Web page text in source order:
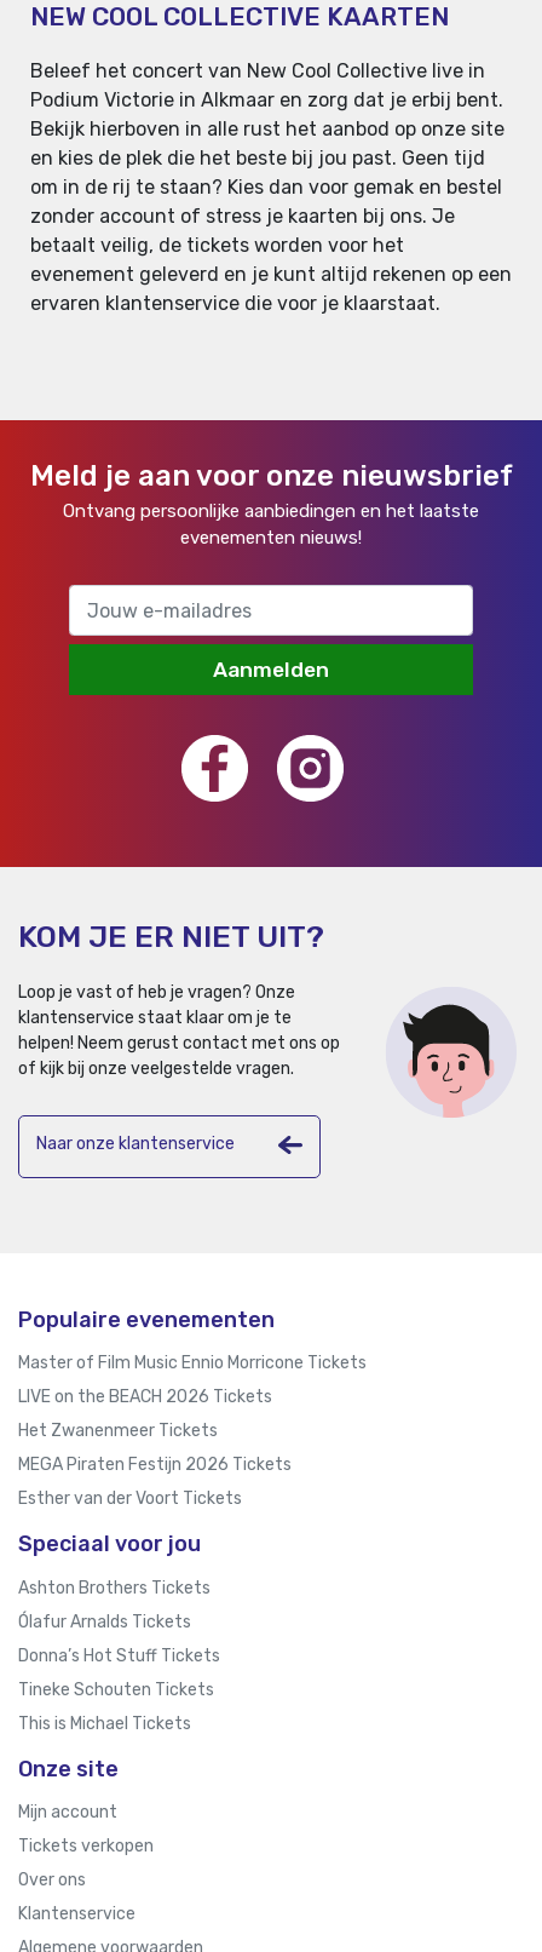
NEW COOL COLLECTIVE KAARTEN
Beleef het concert van New Cool Collective live in
Podium Victorie in Alkmaar en zorg dat je erbij bent.
Bekijk hierboven in alle rust het aanbod op onze site
en kies de plek die het beste bij jou past. Geen tijd
om in de rij te staan? Kies dan voor gemak en bestel
zonder account of stress je kaarten bij ons. Je
betaalt veilig, de tickets worden voor het
evenement geleverd en je kunt altijd rekenen op een
ervaren klantenservice die voor je klaarstaat.
Meld je aan voor onze nieuwsbrief
Ontvang persoonlijke aanbiedingen en het laatste
evenementen nieuws!
Aanmelden
KOM JE ER NIET UIT?
Loop je vast of heb je vragen? Onze
klantenservice staat klaar om je te
helpen! Neem gerust contact met ons op
of kijk bij onze veelgestelde vragen.
Naar onze klantenservice
Populaire evenementen
Master of Film Music Ennio Morricone Tickets
LIVE on the BEACH 2026 Tickets
Het Zwanenmeer Tickets
MEGA Piraten Festijn 2026 Tickets
Esther van der Voort Tickets
Speciaal voor jou
Ashton Brothers Tickets
Ólafur Arnalds Tickets
Donna’s Hot Stuff Tickets
Tineke Schouten Tickets
This is Michael Tickets
Onze site
Mijn account
Tickets verkopen
Over ons
Klantenservice
Algemene voorwaarden